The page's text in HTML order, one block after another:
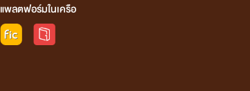
แพลตฟอร์มในเครือ